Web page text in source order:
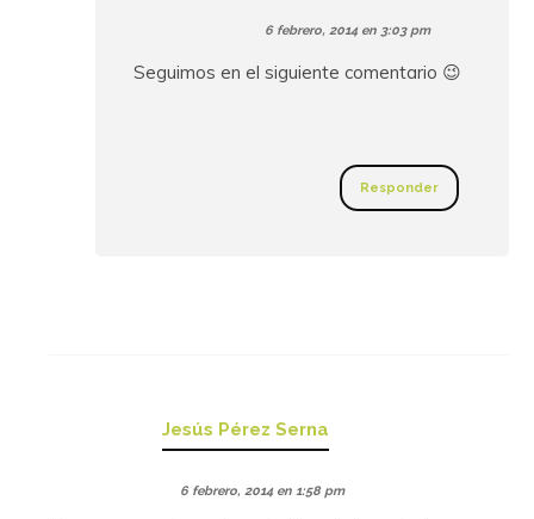
6 febrero, 2014 en 3:03 pm
Seguimos en el siguiente comentario 😉
Responder
Jesús Pérez Serna
6 febrero, 2014 en 1:58 pm